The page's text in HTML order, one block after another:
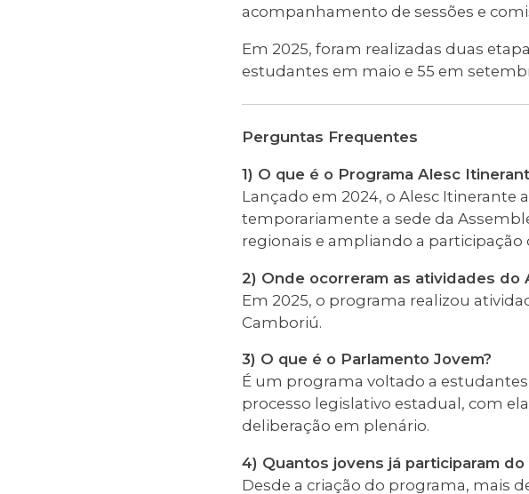
acompanhamento de sessões e
Em 2025, foram realizadas duas
estudantes em maio e 55 em
Perguntas Frequentes
1) O que é o Programa Alesc
Lançado em 2024, o Alesc Itinerante
temporariamente a sede da
regionais e ampliando a participação
2) Onde ocorreram as atividades do
Em 2025, o programa realizou
Camboriú.
3) O que é o Parlamento Jovem?
É um programa voltado a
processo legislativo estadual, com
deliberação em plenário.
4) Quantos jovens já participaram do
Desde a criação do programa, mais